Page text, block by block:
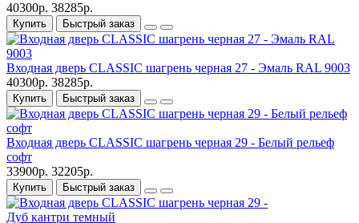
40300р. 38285р.
Купить Быстрый заказ
Входная дверь CLASSIC шагрень черная 27 - Эмаль RAL 9003
40300р. 38285р.
Купить Быстрый заказ
Входная дверь CLASSIC шагрень черная 29 - Белый рельеф
софт
33900р. 32205р.
Купить Быстрый заказ